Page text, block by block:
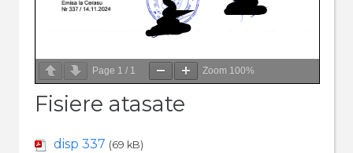
Page 1 / 1 Zoom 100%
Fisiere atasate
disp 337 (69 kB)